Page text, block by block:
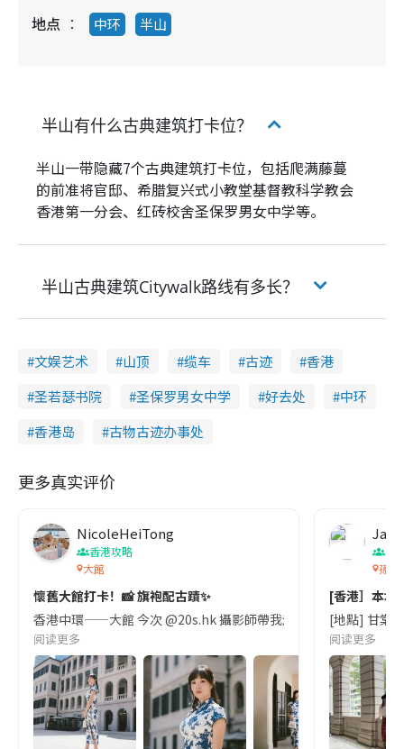
地点 中环 半山
半山有什么古典建筑打卡位？
半山一带隐藏7个古典建筑打卡位，包括爬满藤蔓
的前准将官邸、希腊复兴式小教堂基督教科学教会
香港第一分会、红砖校舍圣保罗男女中学等。
半山古典建筑Citywalk路线有多长？
文娱艺术 山顶 缆车 古迹
香港
圣若瑟书院
圣保罗男女中学 好去处
中环
香港岛
古物古迹办事处
更多真实评价
NicoleHeiTong
香港攻略
大館
懷舊大館打卡！📸 旗袍配古蹟✨
香港中環——大館 今次 @20s.hk 攝影師帶我走訪的外拍地點之一,
阅读更多
孫中
[香港］本地
[地點] 甘棠
阅读更多